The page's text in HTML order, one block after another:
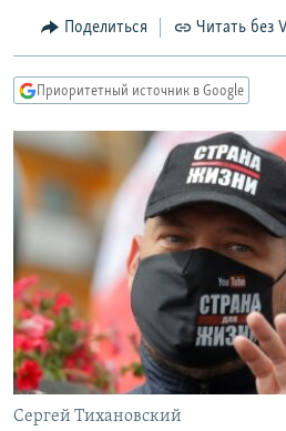
Вернутся
главной
навигации
Вернутся
поиску
МНЕНИЯ
IDEL.РЕАЛИИ
КАВКАЗ.РЕАЛИИ
СЕВЕР.РЕАЛИИ
СИБИРЬ.РЕАЛИИ
РАСПИСАНИЕ ВЕЩАНИЯ
ПОДПИШИТЕСЬ НА РАССЫЛКУ
СОЦИАЛЬНЫЕ СЕТИ
Поделиться Читать без
Приоритетный источник в Google
Сергей Тихановский